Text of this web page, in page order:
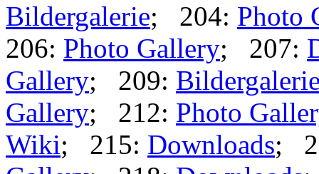
Bildergalerie; 204: Photo
206: Photo Gallery; 207:
Gallery; 209:
Gallery; 212: Photo
Wiki; 215: Downloads;